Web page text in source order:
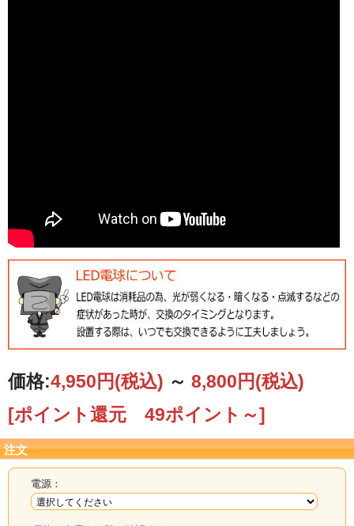
価格:4,950円(税込) ～ 8,800円(税込)
[ポイント還元 49ポイント～]
注文
電源：